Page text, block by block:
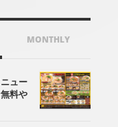
MONTHLY
ュー
料や